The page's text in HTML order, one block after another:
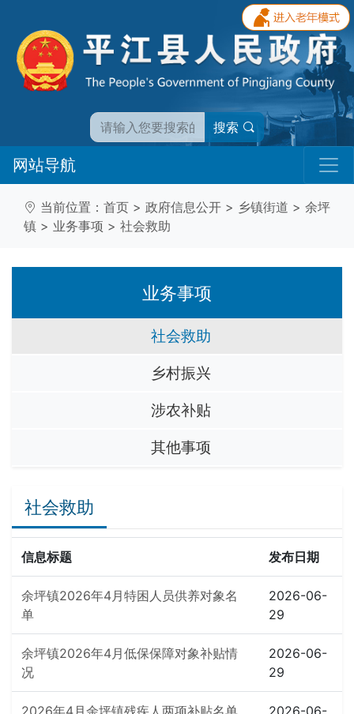
搜索
网站导航
当前位置： 首页 > 政府信息公开 > 乡镇街道 > 余坪
镇 > 业务事项 > 社会救助
业务事项
社会救助
乡村振兴
涉农补贴
其他事项
社会救助
信息标题 发布日期
余坪镇2026年4月特困人员供养对象名
单
2026-06-
29
余坪镇2026年4月低保保障对象补贴情
况
2026-06-
29
2026年4月余坪镇残疾人两项补贴名单
2026-06-